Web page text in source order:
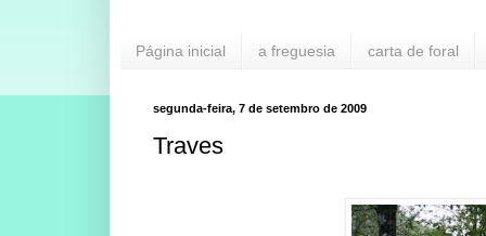
Página inicial a freguesia carta de foral
segunda-feira, 7 de setembro de 2009
Traves